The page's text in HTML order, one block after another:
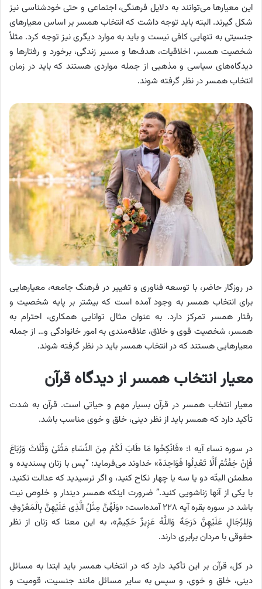
این معیارها می‌توانند به دلایل فرهنگی، اجتماعی و حتی خودشناسی نیز
شکل گیرند. البته باید توجه داشت که انتخاب همسر بر اساس معیارهای
جنسیتی به تنهایی کافی نیست و باید به موارد دیگری نیز توجه کرد. مثلاً
شخصیت همسر، اخلاقیات، هدف‌ها و مسیر زندگی، برخورد و رفتارها و
دیدگاه‌های سیاسی و مذهبی از جمله مواردی هستند که باید در زمان
انتخاب همسر در نظر گرفته شوند.
در روزگار حاضر، با توسعه فناوری و تغییر در فرهنگ جامعه، معیارهایی
برای انتخاب همسر به وجود آمده است که بیشتر بر پایه شخصیت و
رفتار همسر تمرکز دارد. به عنوان مثال توانایی همکاری، احترام به
همسر، شخصیت قوی و خلاق، علاقه‌مندی به امور خانوادگی و… از جمله
معیارهایی هستند که در انتخاب همسر باید در نظر گرفته شوند.
معیار انتخاب همسر از دیدگاه قرآن
معیار انتخاب همسر در قرآن بسیار مهم و حیاتی است. قرآن به شدت
تأکید دارد که همسر باید از نظر دینی، خلق و خوی مناسب باشد.
در سوره نساء آیه ۱: «فَانْکِحُوا مَا طَابَ لَکُمْ مِنَ النِّسَاءِ مَثْنَىٰ وَثُلَاثَ وَرُبَاعَ
فَإِنْ خِفْتُمْ أَلَّا تَعْدِلُوا فَوَاحِدَهً» خداوند می‌فرماید: “پس با زنان پسندیده و
مطمئن البتّه دو یا سه یا چهار نکاح کنید، و اگر ترسیدید که عدالت نکنید،
با یکی از آنها زناشویی کنید.” ضرورت اینکه همسر دیندار و خلوص نیت
باشد در سوره بقره آیه ۲۲۸ آمده‌است: «وَلَهُنَّ مِثْلُ الَّذِی عَلَیْهِنَّ بِالْمَعْرُوفِ
وَلِلرِّجَالِ عَلَیْهِنَّ دَرَجَهٌ وَاللَّهُ عَزِیزٌ حَکِیمٌ»، به این معنا که زنان از نظر
حقوقی با مردان برابری دارند.
در کل، قرآن بر این تأکید دارد که در انتخاب همسر باید ابتدا به مسائل
دینی، خلق و خوی، و سپس به سایر مسائل مانند جنسیت، قومیت و